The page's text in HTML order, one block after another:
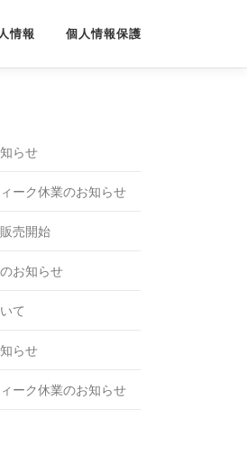
情報 個人情報保護
らせ
ーク休業のお知らせ
売開始
お知らせ
て
らせ
ーク休業のお知らせ